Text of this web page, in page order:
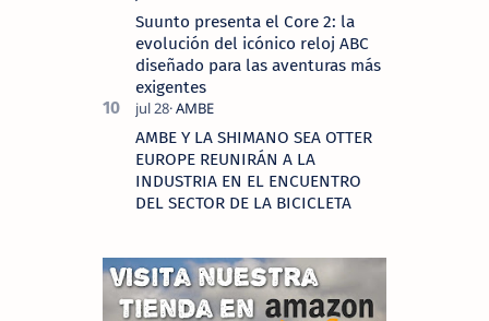
Suunto presenta el Core 2: la
evolución del icónico reloj ABC
diseñado para las aventuras más
exigentes
AMBE Y LA SHIMANO SEA OTTER
EUROPE REUNIRÁN A LA
INDUSTRIA EN EL ENCUENTRO
DEL SECTOR DE LA BICICLETA